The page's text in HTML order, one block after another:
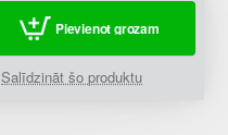
Pievienot grozam
Salīdzināt šo produktu